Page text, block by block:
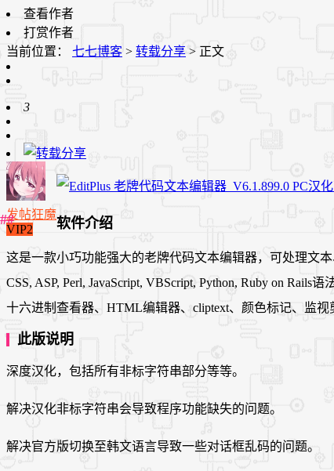
查看作者
打赏作者
当前位置： 七七博客 > 转载分享 > 正文
3
发帖狂魔
VIP2
软件介绍
这是一款小巧功能强大的老牌代码文本编辑器，可处理文
CSS, ASP, Perl, JavaScript, VBScript, Python, Ruby on
十六进制查看器、HTML编辑器、cliptext、颜色标记、监
此版说明
深度汉化，包括所有非标字符串部分等等。
解决汉化非标字符串会导致程序功能缺失的问题。
解决官方版切换至韩文语言导致一些对话框乱码的问题。